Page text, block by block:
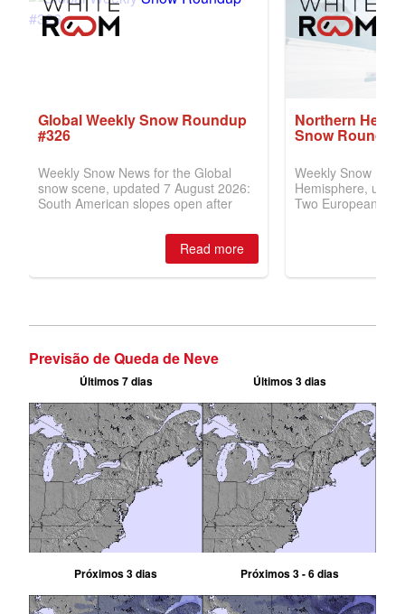
Previsão de Queda de Neve
Últimos 7 dias Últimos 3 dias
Próximos 3 dias Próximos 3 - 6 dias